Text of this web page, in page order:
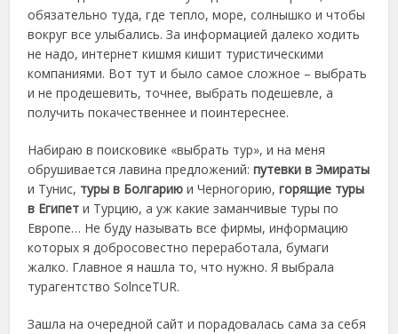
обязательно туда, где тепло, море, солнышко и чтобы
вокруг все улыбались. За информацией далеко ходить
не надо, интернет кишмя кишит туристическими
компаниями. Вот тут и было самое сложное – выбрать
и не продешевить, точнее, выбрать подешевле, а
получить покачественнее и поинтереснее.
Набираю в поисковике «выбрать тур», и на меня
обрушивается лавина предложений:путевки в Эмираты
и Тунис, туры в Болгарию и Черногорию,горящие туры
в Египет и Турцию, а уж какие заманчивые туры по
Европе… Не буду называть все фирмы, информацию
которых я добросовестно переработала, бумаги
жалко. Главное я нашла то, что нужно. Я выбрала
турагентство SolnceTUR.
Зашла на очередной сайт и порадовалась сама за себя